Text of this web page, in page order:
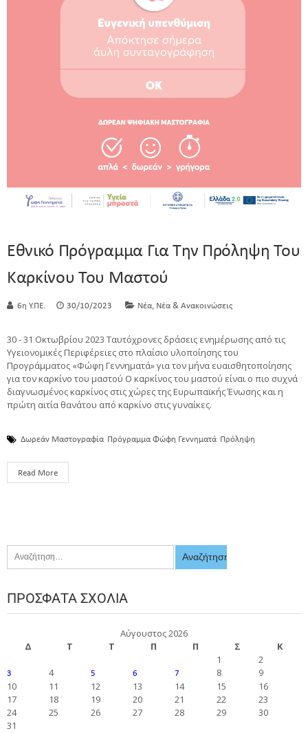
Εθνικό Πρόγραμμα Για Την Πρόληψη Του
Καρκίνου Του Μαστού
6η Υ.ΠΕ. 30/10/2023 Νέα, Νέα & Ανακοινώσεις
30 - 31 Οκτωβρίου 2023 Ταυτόχρονες δράσεις ενημέρωσης από τις
Υγειονομικές Περιφέρειες στο πλαίσιο υλοποίησης του
Προγράμματος «Φώφη Γεννηματά» για τον μήνα ευαισθητοποίησης
για τον καρκίνο του μαστού Ο καρκίνος του μαστού είναι ο πιο συχνά
διαγνωσμένος καρκίνος στις χώρες της Ευρωπαϊκής Ένωσης και η
πρώτη αιτία θανάτου από καρκίνο στις γυναίκες.
Δωρεάν Μαστογραφία Πρόγραμμα Φώφη Γεννηματά Πρόληψη
Read More
ΠΡΌΣΦΑΤΑ ΣΧΌΛΙΑ
Αύγουστος 2026
Δ
Τ Τ Π Π Σ
Κ
1
2
3 4 5 6 7 8
9
10
11 12 13 14 15
16
17
18 19 20 21 22
23
24
25 26 27 28 29
30
31